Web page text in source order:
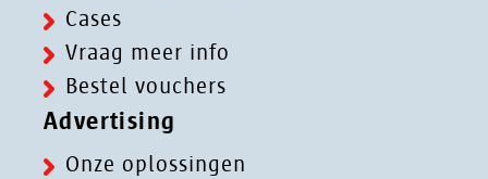
Cases
Vraag meer info
Bestel vouchers
Advertising
Onze oplossingen